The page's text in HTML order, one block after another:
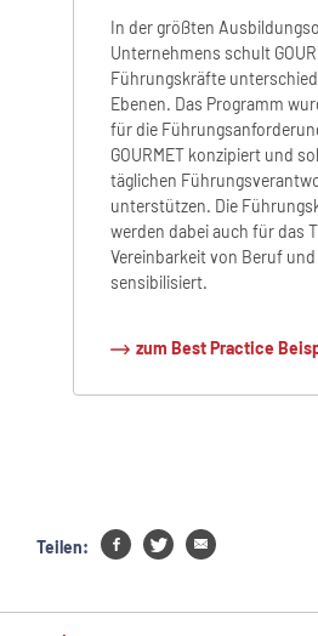
In der größten
Unternehmens schult
Führungskräfte
Ebenen. Das Programm
für die
GOURMET konzipiert und
täglichen
unterstützen. Die
werden dabei auch für das
Vereinbarkeit von Beruf
sensibilisiert.
zum Best Practice
Teilen: